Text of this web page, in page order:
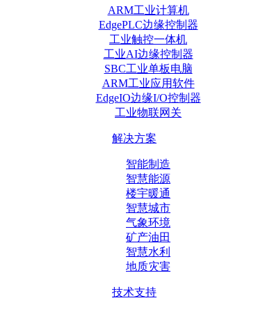
ARM工业计算机
EdgePLC边缘控制器
工业触控一体机
工业AI边缘控制器
SBC工业单板电脑
ARM工业应用软件
EdgeIO边缘I/O控制器
工业物联网关
解决方案
智能制造
智慧能源
楼宇暖通
智慧城市
气象环境
矿产油田
智慧水利
地质灾害
技术支持